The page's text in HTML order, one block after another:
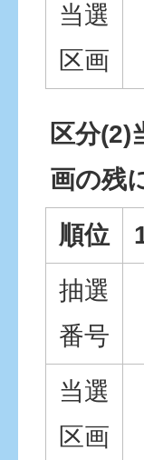
当選
区画
区分(2)
画の残
順位
抽選
番号
当選
区画